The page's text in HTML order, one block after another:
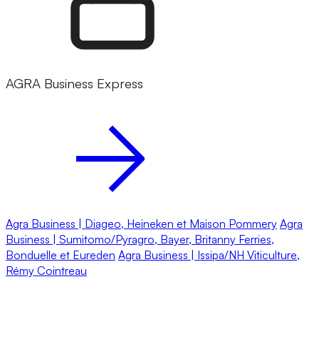
AGRA Business Express
Agra Business | Diageo, Heineken et Maison Pommery Agra
Business | Sumitomo/Pyragro, Bayer, Britanny Ferries,
Bonduelle et Eureden Agra Business | Issipa/NH Viticulture,
Rémy Cointreau